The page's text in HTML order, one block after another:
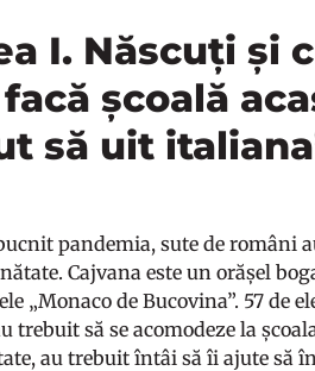
I. Născuți și
școală
să uit
pandemia, sute de români
Cajvana este un orășel
„Monaco de Bucovina”. 57
trebuit să se acomodeze la
au trebuit întâi să îi ajute să